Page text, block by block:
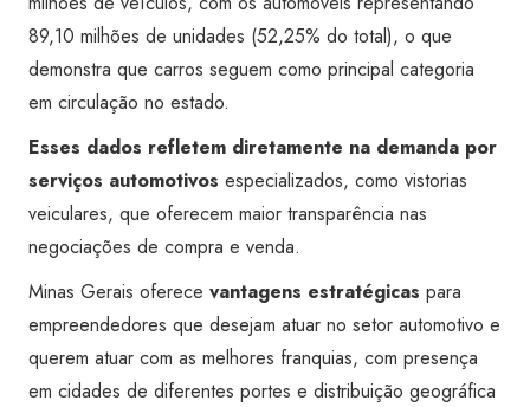
89,10 milhões de unidades (52,25% do total), o que
demonstra que carros seguem como principal categoria
em circulação no estado.
Esses dados refletem diretamente na demanda por
serviços automotivos especializados, como vistorias
veiculares, que oferecem maior transparência nas
negociações de compra e venda.
Minas Gerais oferece vantagens estratégicas para
empreendedores que desejam atuar no setor automotivo e
querem atuar com as melhores franquias, com presença
em cidades de diferentes portes e distribuição geográfica